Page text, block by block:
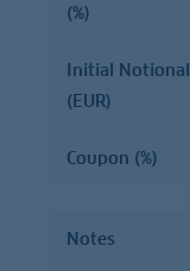
(%)
Initial Notional
(EUR)
Coupon (%)
Notes